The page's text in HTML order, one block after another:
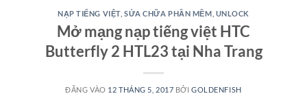
NẠP TIẾNG VIỆT, SỬA CHỮA PHẦN MỀM UNLOCK
Mở mạng nạp tiếng việt HTC
Butterfly 2 HTL23 tại Nha Trang
ĐĂNG VÀO 12 THÁNG 5, 2017 BỞIGOLDENFISH